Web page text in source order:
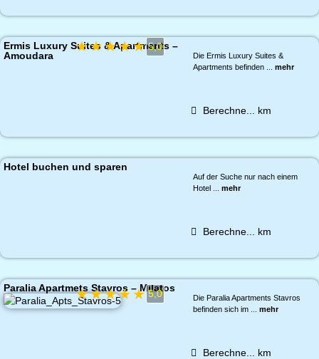
Ermis Luxury Suites & Apartments –
Amoudara
★★★★★ 5,0
Die Ermis Luxury Suites &
Apartments befinden ... mehr
Berechne... km
Hotel buchen und sparen
Auf der Suche nur nach einem
Hotel ... mehr
Berechne... km
Paralia Apartmets Stavros – Milatos
★★★★★ 5,0
Die Paralia Apartments Stavros
befinden sich im ... mehr
Berechne... km